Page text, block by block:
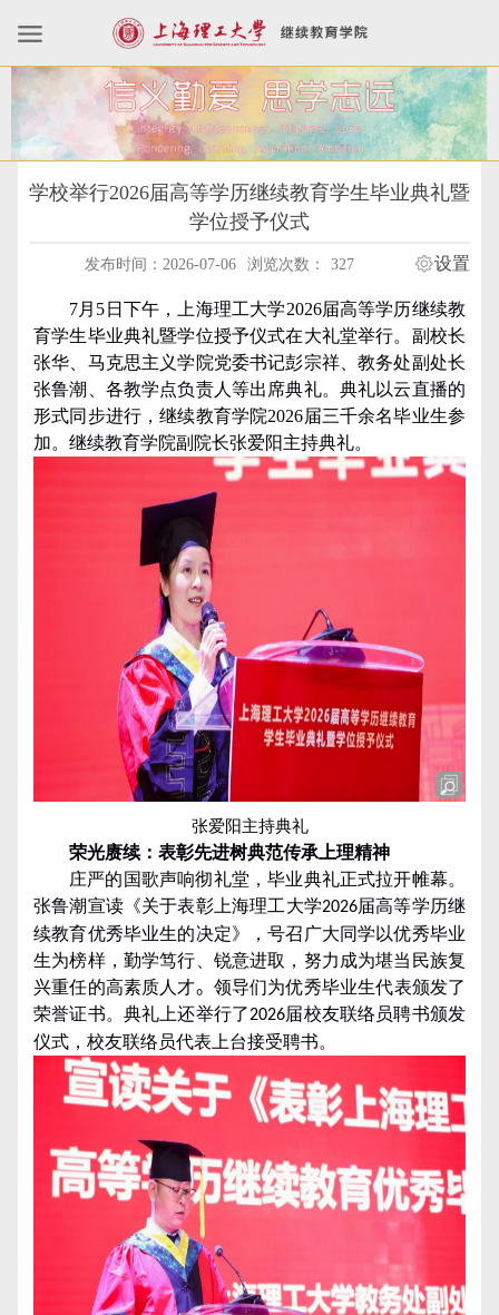
学校举行2026届高等学历继续教育学生毕业典礼暨
学位授予仪式
发布时间：2026-07-06 浏览次数： 327 设置
7月5日下午，上海理工大学2026届高等学历继续教
育学生毕业典礼暨学位授予仪式在大礼堂举行。副校长
张华、马克思主义学院党委书记彭宗祥、教务处副处长
张鲁潮、各教学点负责人等出席典礼。典礼以云直播的
形式同步进行，继续教育学院2026届三千余名毕业生参
加。继续教育学院副院长张爱阳主持典礼。
张爱阳主持典礼
荣光赓续：表彰先进树典范传承上理精神
庄严的国歌声响彻礼堂，毕业典礼正式拉开帷幕。
张鲁潮宣读《关于表彰上海理工大学2026届高等学历继
续教育优秀毕业生的决定》，号召广大同学以优秀毕业
生为榜样，勤学笃行、锐意进取，努力成为堪当民族复
兴重任的高素质人才。 领导们为优秀毕业生代表颁发了
荣誉证书。典礼上还举行了2026届校友联络员聘书颁发
仪式，校友联络员代表上台接受聘书。